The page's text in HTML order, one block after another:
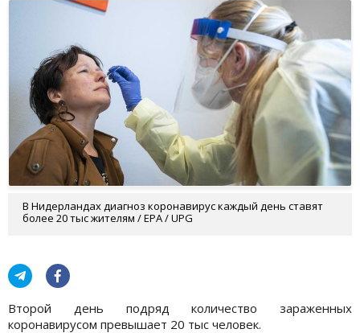
В Нидерландах диагноз коронавирус каждый день ставят
более 20 тыс жителям / EPA / UPG
Второй день подряд количество зараженных
коронавирусом превышает 20 тыс человек.